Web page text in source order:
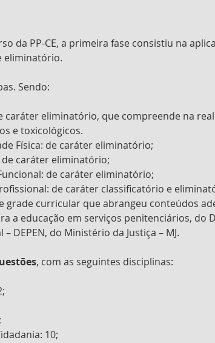
da PP-CE, a primeira fase consistiu na
eliminatório.
Sendo:
caráter eliminatório, que compreende na
e toxicológicos.
Física: de caráter eliminatório;
de caráter eliminatório;
de caráter eliminatório;
de caráter classificatório e
grade curricular que abrangeu conteúdos
a educação em serviços penitenciários, do
DEPEN, do Ministério da Justiça – MJ.
, com as seguintes disciplinas:
10;